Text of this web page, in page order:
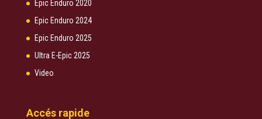
Epic Enduro 2020
Epic Enduro 2024
Epic Enduro 2025
Ultra E-Epic 2025
Video
Accés rapide